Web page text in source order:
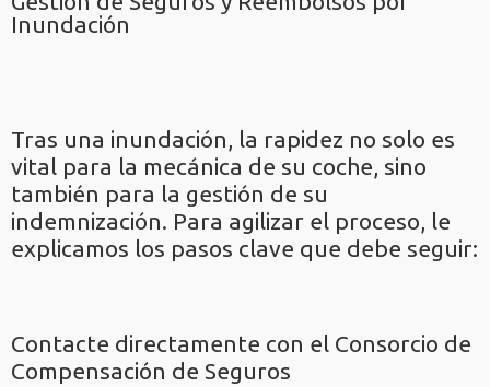
Inundación
Tras una inundación, la rapidez no solo es
vital para la mecánica de su coche, sino
también para la gestión de su
indemnización. Para agilizar el proceso, le
explicamos los pasos clave que debe seguir:
Contacte directamente con el Consorcio de
Compensación de Seguros